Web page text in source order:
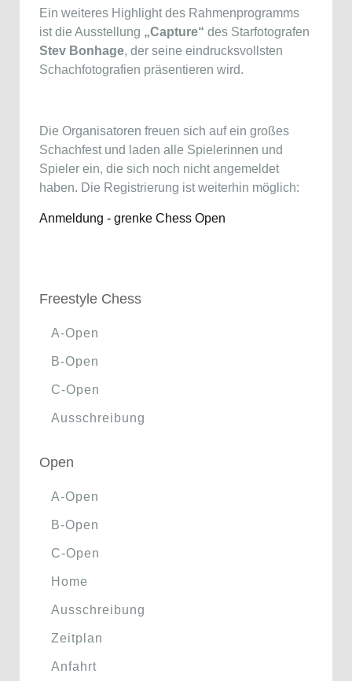
Ein weiteres Highlight des Rahmenprogramms
ist die Ausstellung „Capture“ des Starfotografen
Stev Bonhage, der seine eindrucksvollsten
Schachfotografien präsentieren wird.
Die Organisatoren freuen sich auf ein großes
Schachfest und laden alle Spielerinnen und
Spieler ein, die sich noch nicht angemeldet
haben. Die Registrierung ist weiterhin möglich:
Anmeldung - grenke Chess Open
Freestyle Chess
A-Open
B-Open
C-Open
Ausschreibung
Open
A-Open
B-Open
C-Open
Home
Ausschreibung
Zeitplan
Anfahrt